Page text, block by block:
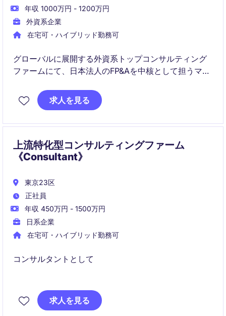
年収 1000万円 - 1200万円
外資系企業
在宅可・ハイブリッド勤務可
グローバルに展開する外資系トップコンサルティング
ファームにて、日本法人のFP&Aを中核として担うマネ
距離で意思決定を支えながら、在宅中心の柔軟な働き
方が可能な希少ポジションです。
求人を見る
上流特化型コンサルティングファーム
《Consultant》
東京23区
正社員
年収 450万円 - 1500万円
日系企業
在宅可・ハイブリッド勤務可
コンサルタントとして
変革を支援していただきます。
求人を見る